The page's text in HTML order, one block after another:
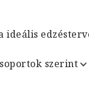
ideális
szerint